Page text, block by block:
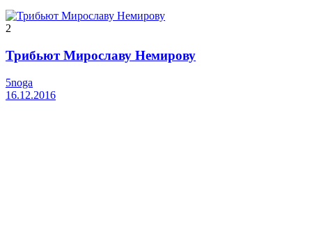
2
Трибьют Мирославу Немирову
5noga
16.12.2016